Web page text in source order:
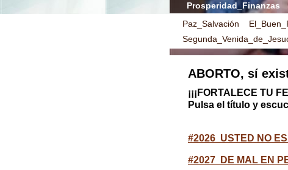
Prosperidad_Finanzas
Paz_Salvación
ABORTO, sí
¡¡¡FORTALECE TU
Pulsa el título y
#2026 USTED NO
#2027 DE MAL EN